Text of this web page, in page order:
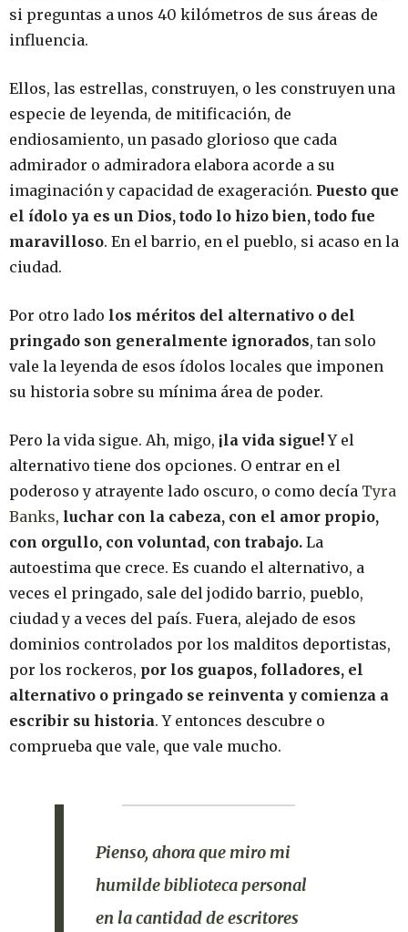
si preguntas a unos 40 kilómetros de sus áreas de
influencia.
Ellos, las estrellas, construyen, o les construyen una
especie de leyenda, de mitificación, de
endiosamiento, un pasado glorioso que cada
admirador o admiradora elabora acorde a su
imaginación y capacidad de exageración. Puesto que
el ídolo ya es un Dios, todo lo hizo bien, todo fue
maravilloso. En el barrio, en el pueblo, si acaso en la
ciudad.
Por otro lado los méritos del alternativo o del
pringado son generalmente ignorados, tan solo
vale la leyenda de esos ídolos locales que imponen
su historia sobre su mínima área de poder.
Pero la vida sigue. Ah, migo, ¡la vida sigue!Y el
alternativo tiene dos opciones. O entrar en el
poderoso y atrayente lado oscuro, o como decía Tyra
Banks, luchar con la cabeza, con el amor propio,
con orgullo, con voluntad, con trabajo. La
autoestima que crece. Es cuando el alternativo, a
veces el pringado, sale del jodido barrio, pueblo,
ciudad y a veces del país. Fuera, alejado de esos
dominios controlados por los malditos deportistas,
por los rockeros, por los guapos, folladores, el
alternativo o pringado se reinventa y comienza a
escribir su historia. Y entonces descubre o
comprueba que vale, que vale mucho.
Pienso, ahora que miro mi
humilde biblioteca personal
en la cantidad de escritores